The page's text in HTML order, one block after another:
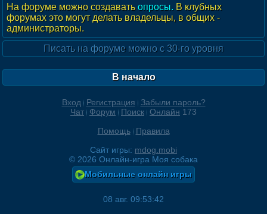
На форуме можно создаватьопросы. В клубных
форумах это могут делать владельцы, в общих -
администраторы.
Писать на форуме можно с 30-го уровня
В начало
Вход Регистрация
Забыли пароль?
Чат
Форум Поиск Онлайн 173
Помощь
Правила
Сайт игры: mdog.mobi
© 2026 Онлайн-игра Моя собака
Мобильные онлайн игры
08 авг. 09:53:42